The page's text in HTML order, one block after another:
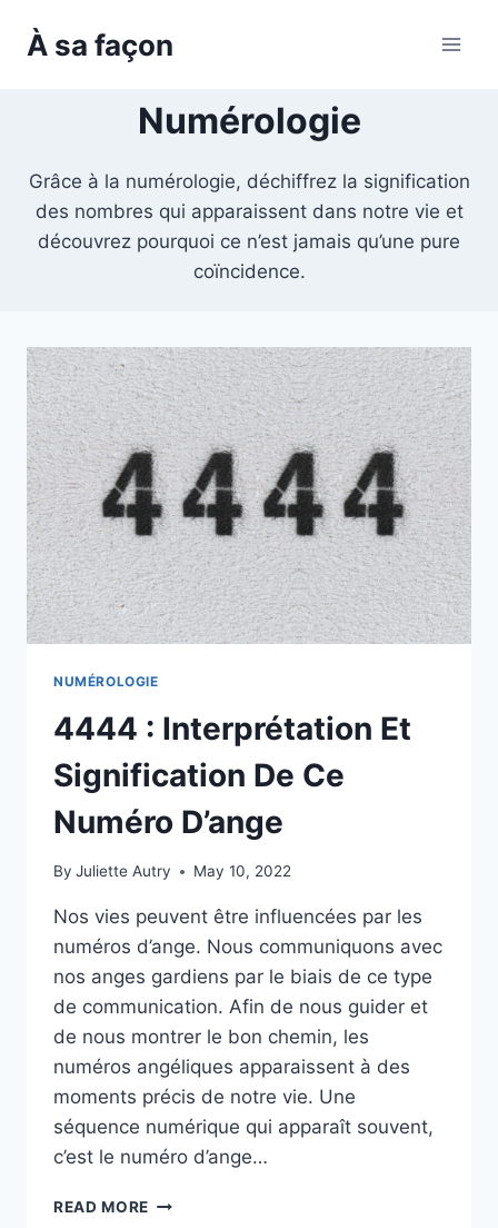
À sa façon
Numérologie
Grâce à la numérologie, déchiffrez la signification
des nombres qui apparaissent dans notre vie et
découvrez pourquoi ce n’est jamais qu’une pure
coïncidence.
NUMÉROLOGIE
4444 : Interprétation Et
Signification De Ce
Numéro D’ange
By Juliette Autry May 10, 2022
Nos vies peuvent être influencées par les
numéros d’ange. Nous communiquons avec
nos anges gardiens par le biais de ce type
de communication. Afin de nous guider et
de nous montrer le bon chemin, les
numéros angéliques apparaissent à des
moments précis de notre vie. Une
séquence numérique qui apparaît souvent,
c’est le numéro d’ange…
READ MORE 4444